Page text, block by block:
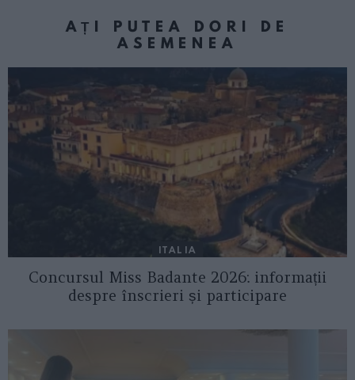
AȚI PUTEA DORI DE
ASEMENEA
ITALIA
Concursul Miss Badante 2026: informații
despre înscrieri și participare